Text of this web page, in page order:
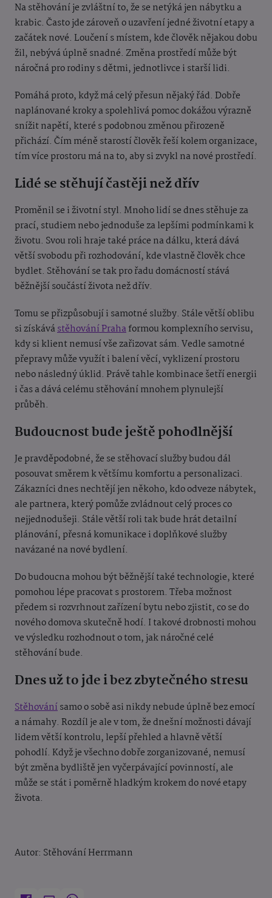
Na stěhování je zvláštní to, že se netýká jen nábytku a
krabic. Často jde zároveň o uzavření jedné životní etapy a
začátek nové. Loučení s místem, kde člověk nějakou dobu
žil, nebývá úplně snadné. Změna prostředí může být
náročná pro rodiny s dětmi, jednotlivce i starší lidi.
Pomáhá proto, když má celý přesun nějaký řád. Dobře
naplánované kroky a spolehlivá pomoc dokážou výrazně
snížit napětí, které s podobnou změnou přirozeně
přichází. Čím méně starostí člověk řeší kolem organizace,
tím více prostoru má na to, aby si zvykl na nové prostředí.
Lidé se stěhují častěji než dřív
Proměnil se i životní styl. Mnoho lidí se dnes stěhuje za
prací, studiem nebo jednoduše za lepšími podmínkami k
životu. Svou roli hraje také práce na dálku, která dává
větší svobodu při rozhodování, kde vlastně člověk chce
bydlet. Stěhování se tak pro řadu domácností stává
běžnější součástí života než dřív.
Tomu se přizpůsobují i samotné služby. Stále větší oblibu
si získávástěhování Prahaformou komplexního servisu,
kdy si klient nemusí vše zařizovat sám. Vedle samotné
přepravy může využít i balení věcí, vyklizení prostoru
nebo následný úklid. Právě tahle kombinace šetří energii
i čas a dává celému stěhování mnohem plynulejší
průběh.
Budoucnost bude ještě pohodlnější
Je pravděpodobné, že se stěhovací služby budou dál
posouvat směrem k většímu komfortu a personalizaci.
Zákazníci dnes nechtějí jen někoho, kdo odveze nábytek,
ale partnera, který pomůže zvládnout celý proces co
nejjednodušeji. Stále větší roli tak bude hrát detailní
plánování, přesná komunikace i doplňkové služby
navázané na nové bydlení.
Do budoucna mohou být běžnější také technologie, které
pomohou lépe pracovat s prostorem. Třeba možnost
předem si rozvrhnout zařízení bytu nebo zjistit, co se do
nového domova skutečně hodí. I takové drobnosti mohou
ve výsledku rozhodnout o tom, jak náročné celé
stěhování bude.
Dnes už to jde i bez zbytečného stresu
Stěhovánísamo o sobě asi nikdy nebude úplně bez emocí
a námahy. Rozdíl je ale v tom, že dnešní možnosti dávají
lidem větší kontrolu, lepší přehled a hlavně větší
pohodlí. Když je všechno dobře zorganizované, nemusí
být změna bydliště jen vyčerpávající povinností, ale
může se stát i poměrně hladkým krokem do nové etapy
života.
Autor: Stěhování Herrmann